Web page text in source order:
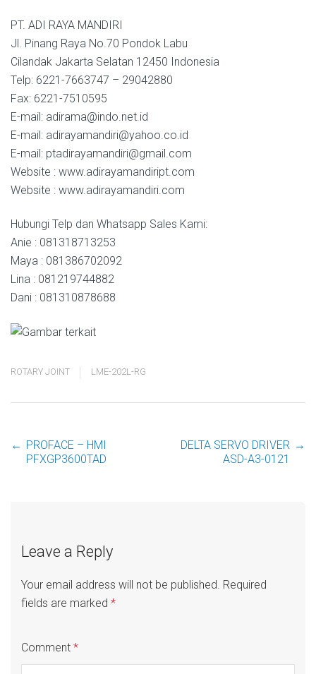
PT. ADI RAYA MANDIRI
Jl. Pinang Raya No.70 Pondok Labu
Cilandak Jakarta Selatan 12450 Indonesia
Telp: 6221-7663747 – 29042880
Fax: 6221-7510595
E-mail: adirama@indo.net.id
E-mail: adirayamandiri@yahoo.co.id
E-mail: ptadirayamandiri@gmail.com
Website : www.adirayamandiript.com
Website : www.adirayamandiri.com
Hubungi Telp dan Whatsapp Sales Kami:
Anie : 081318713253
Maya : 081386702092
Lina : 081219744882
Dani : 081310878688
ROTARY JOINT LME-202L-RG
Post
← PROFACE – HMI
PFXGP3600TAD
DELTA SERVO DRIVER
ASD-A3-0121
→
Leave a Reply
Your email address will not be published. Required
fields are marked *
Comment *